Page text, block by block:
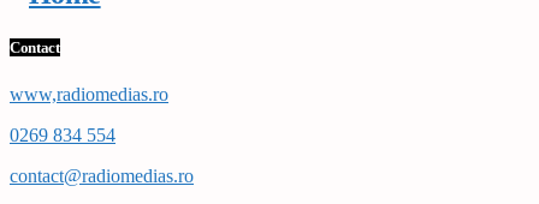
Contact
www,radiomedias.ro
0269 834 554
contact@radiomedias.ro